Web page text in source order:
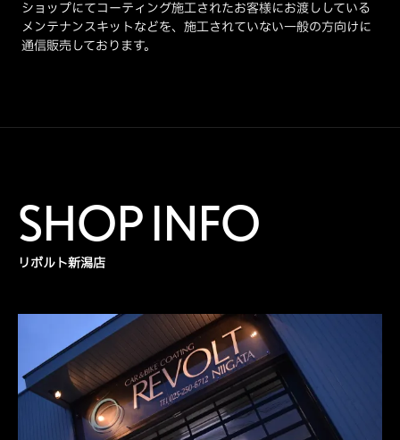
ショップにてコーティング施工されたお客様にお渡ししている
メンテナンスキットなどを、施工されていない一般の方向けに
通信販売しております。
SHOP INFO
リボルト新潟店